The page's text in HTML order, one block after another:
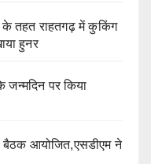
के तहत राहतगढ़ में कुकिंग
हुनर
जन्मदिन पर किया
बैठक आयोजित,एसडीएम ने